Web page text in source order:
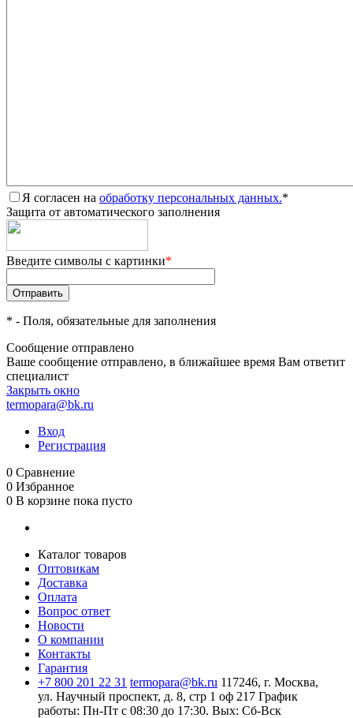
Я согласен на обработку персональных данных.*
Защита от автоматического заполнения
Введите символы с картинки*
* - Поля, обязательные для заполнения
Сообщение отправлено
Ваше сообщение отправлено, в ближайшее время Вам ответит
специалист
Закрыть окно
termopara@bk.ru
Вход
Регистрация
0 Сравнение
0 Избранное
0 В корзине пока пусто
Каталог товаров
Оптовикам
Доставка
Оплата
Вопрос ответ
Новости
О компании
Контакты
Гарантия
+7 800 201 22 31 termopara@bk.ru 117246, г. Москва,
ул. Научный проспект, д. 8, стр 1 оф 217 График
работы: Пн‑Пт с 08:30 до 17:30. Вых: Сб‑Вск